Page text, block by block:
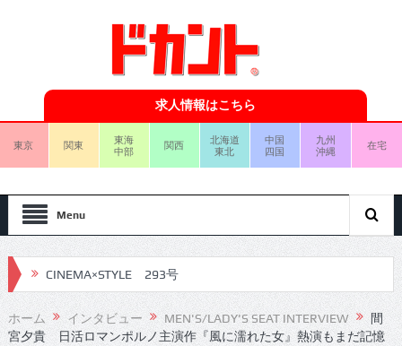
求人情報はこちら
東京 関東
東海
中部
関西
北海道
東北
中国
四国
九州
沖縄
在宅
Menu
CINEMA×STYLE 292号
CINEMA×STYLE 291号
CINEMA×STYLE 290号
ホーム インタビュー MEN'S/LADY'S SEAT INTERVIEW
間
宮夕貴 日活ロマンポルノ主演作『風に濡れた女』熱演もまだ記憶